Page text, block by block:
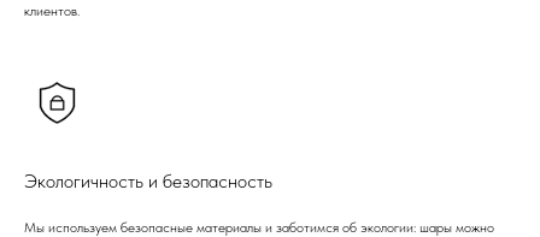
клиентов.
Экологичность и безопасность
Мы используем безопасные материалы и заботимся об экологии: шары можно